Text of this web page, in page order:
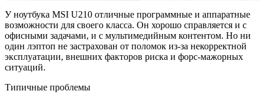
У ноутбука MSI U210 отличные программные и аппаратные
возможности для своего класса. Он хорошо справляется и с
офисными задачами, и с мультимедийным контентом. Но ни
один лэптоп не застрахован от поломок из-за некорректной
эксплуатации, внешних факторов риска и форс-мажорных
ситуаций.
Типичные проблемы